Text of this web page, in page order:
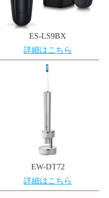
ES-LS9BX
詳細はこちら
EW-DT72
詳細はこちら